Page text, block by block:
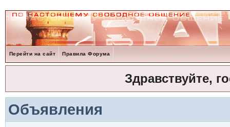
Перейти на сайт Правила Форума
Здравствуйте,
Объявления